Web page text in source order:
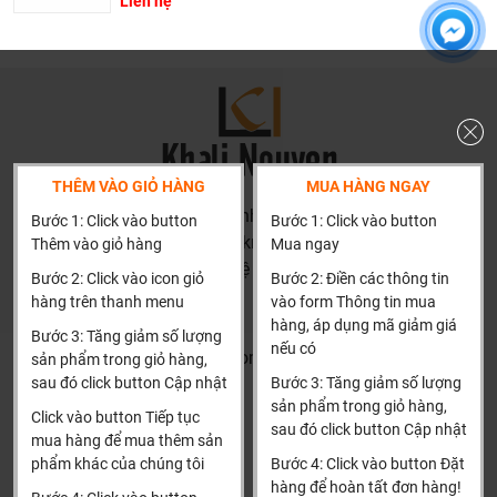
hàng có thể gặp phải nếu tự chọn như: chọn sản phẩm
không phù hợp kích thước nhà tắm, chọn sp không phù
hợp với áp lực nước, chiều cao gia đình, tông thẩm mỹ
nhà tắm..... hơn là chỉ báo giá.
Thành thật: Chúng tôi luôn thành thật về chất lượng,
nguồn gốc, tình năng sản phẩm thậm trí cả rủi ro và phiền
phức có thể gặp phải của sản phẩm cũng được thành
thật đưa ra tư vấn.
Giá thành phù hợp: Giá sản phẩm của chúng tôi không
phải là rẻ nhất, chúng tôi có những dịch vụ được thiết kế
riêng cho ngành nghề này nó thực sự cần thiết và có giá
trị với khách hàng, điều đó giúp chúng tôi là đơn vị có giá
bán tốt nhất trong thị trường so với sản phẩm + dịch vụ
mà khách hàng nhận được. Bời vì Khali Nguyễn muốn
trở thành tri kỷ của ngôi nhà bạn.
THÊM VÀO GIỎ HÀNG
Bước 1: Click vào button
Thêm vào giỏ hàng
Bước 2: Click vào icon giỏ
hàng trên thanh menu
Bước 3: Tăng giảm số lượng
sản phẩm trong giỏ hàng,
sau đó click button Cập nhật
Click vào button Tiếp tục
mua hàng để mua thêm sản
phẩm khác của chúng tôi
MUA HÀNG NGAY
Bước 1: Click vào button
Mua ngay
Bước 2: Điền các thông tin
vào form Thông tin mua
hàng, áp dụng mã giảm giá
nếu có
Bước 3: Tăng giảm số lượng
sản phẩm trong giỏ hàng,
sau đó click button Cập nhật
Bước 4: Click vào button Đặt
hàng để hoàn tất đơn hàng!
HN: số 160 đường Văn Minh, Di Trạch, Hoài Đức, Hà Nội
(Cách đại học công nghiệp 1 km)
HCM và các tỉnh khác: Liên hệ hotline để được hướng dẫn
đặt hàng
Khalinguyen.vn@gmail.com
0904501766
Thông tin
Tìm đại lý & Hợp tác
Thông tin thêm
Hướng dẫn mua hàng